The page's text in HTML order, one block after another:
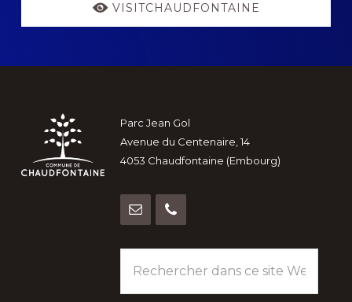
VISITCHAUDFONTAINE
Footer
Parc Jean Gol
Avenue du Centenaire, 14
4053 Chaudfontaine (Embourg)
dans
ce